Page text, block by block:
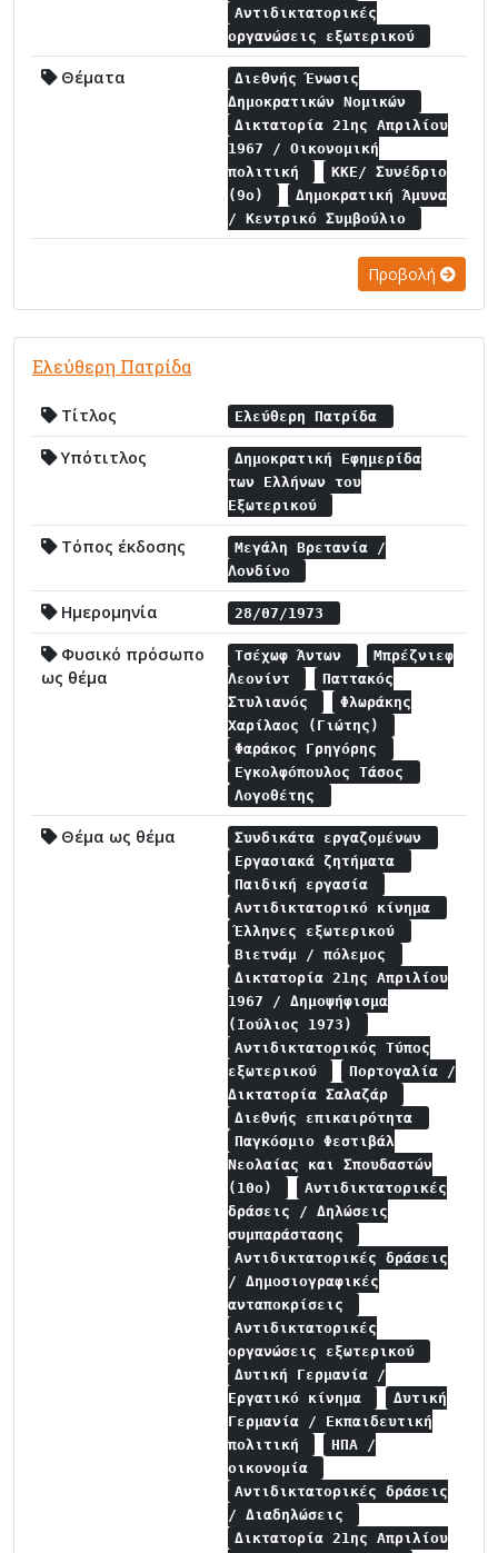
Αντιδικτατορικές
οργανώσεις εξωτερικού
Θέματα
Διεθνής Ένωσις
Δημοκρατικών Νομικών
Δικτατορία 21ης Απριλίου
1967 / Οικονομική
πολιτική
ΚΚΕ/ Συνέδριο
(9ο)
Δημοκρατική Άμυνα
/ Κεντρικό Συμβούλιο
Προβολή
Ελεύθερη Πατρίδα
Τίτλος Ελεύθερη Πατρίδα
Υπότιτλος
Δημοκρατική Εφημερίδα
των Ελλήνων του
Εξωτερικού
Τόπος έκδοσης
Μεγάλη Βρετανία /
Λονδίνο
Ημερομηνία 28/07/1973
Φυσικό πρόσωπο
ως θέμα
Τσέχωφ Άντων
Μπρέζνιεφ
Λεονίντ
Παττακός
Στυλιανός
Φλωράκης
Χαρίλαος (Γιώτης)
Φαράκος Γρηγόρης
Εγκολφόπουλος Τάσος
Λογοθέτης
Θέμα ως θέμα
Συνδικάτα εργαζομένων
Εργασιακά ζητήματα
Παιδική εργασία
Αντιδικτατορικό κίνημα
Έλληνες εξωτερικού
Βιετνάμ / πόλεμος
Δικτατορία 21ης Απριλίου
1967 / Δημοψήφισμα
(Ιούλιος 1973)
Αντιδικτατορικός Τύπος
εξωτερικού
Πορτογαλία /
Δικτατορία Σαλαζάρ
Διεθνής επικαιρότητα
Παγκόσμιο Φεστιβάλ
Νεολαίας και Σπουδαστών
(10ο)
Αντιδικτατορικές
δράσεις / Δηλώσεις
συμπαράστασης
Αντιδικτατορικές δράσεις
/ Δημοσιογραφικές
ανταποκρίσεις
Αντιδικτατορικές
οργανώσεις εξωτερικού
Δυτική Γερμανία /
Εργατικό κίνημα
Δυτική
Γερμανία / Εκπαιδευτική
πολιτική
ΗΠΑ /
οικονομία
Αντιδικτατορικές δράσεις
/ Διαδηλώσεις
Δικτατορία 21ης Απριλίου